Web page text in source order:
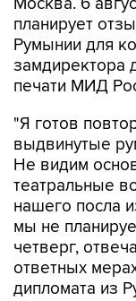
Москва. 6
планирует
Румынии для
замдиректора
печати МИД
"Я готов
выдвинутые
Не видим
театральные
нашего посла
мы не
четверг,
ответных
дипломата из